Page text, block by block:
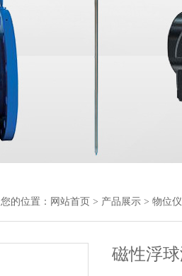
您的位置： 网站首页 > 产品展示 > 物位
磁性浮